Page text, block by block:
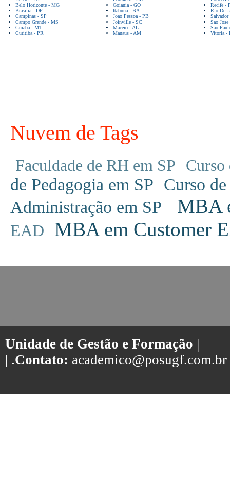
Belo Horizonte - MG
Brasilia - DF
Campinas - SP
Campo Grande - MS
Cuiaba - MT
Curitiba - PR
Goiania - GO
Itabuna - BA
Joao Pessoa - PB
Joinville - SC
Maceio - AL
Manaus - AM
Recife -
Rio De
Sao
Sao
Vitoria -
Nuvem de Tags
Faculdade de RH em SP Curso
de Pedagogia em SP Curso
Administração em SP
MBA
EAD MBA em Customer
Unidade de Gestão e Formação |
| .Contato: academico@posugf.com.br